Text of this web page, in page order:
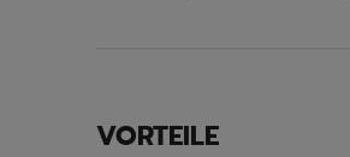
VORTEILE